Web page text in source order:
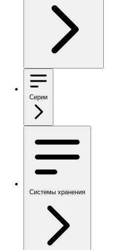
Серии
Системы хранения